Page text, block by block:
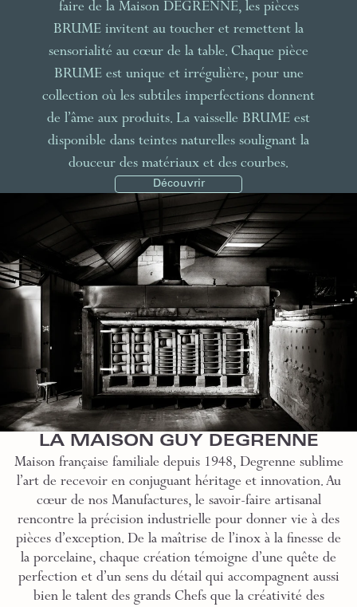
faire de la Maison DEGRENNE, les pièces
BRUME invitent au toucher et remettent la
sensorialité au cœur de la table. Chaque pièce
BRUME est unique et irrégulière, pour une
collection où les subtiles imperfections donnent
de l’âme aux produits. La vaisselle BRUME est
disponible dans teintes naturelles soulignant la
douceur des matériaux et des courbes.
Découvrir
LA MAISON GUY DEGRENNE
Maison française familiale depuis 1948, Degrenne sublime
l’art de recevoir en conjuguant héritage et innovation. Au
cœur de nos Manufactures, le savoir-faire artisanal
rencontre la précision industrielle pour donner vie à des
pièces d’exception. De la maîtrise de l’inox à la finesse de
la porcelaine, chaque création témoigne d’une quête de
perfection et d’un sens du détail qui accompagnent aussi
bien le talent des grands Chefs que la créativité des